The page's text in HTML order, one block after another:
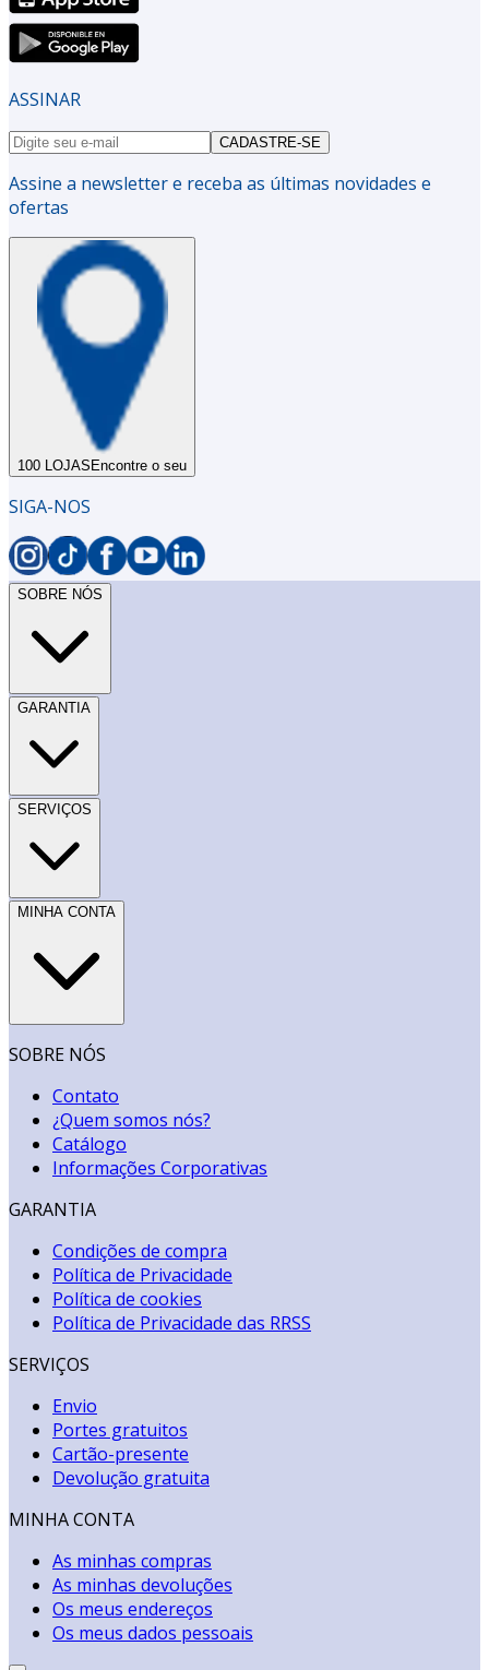
ASSINAR
CADASTRE-SE
Assine a newsletter e receba as últimas novidades e
ofertas
100 LOJAS Encontre o seu
SIGA-NOS
SOBRE NÓS
GARANTIA
SERVIÇOS
MINHA CONTA
SOBRE NÓS
Contato
¿Quem somos nós?
Catálogo
Informações Corporativas
GARANTIA
Condições de compra
Política de Privacidade
Política de cookies
Política de Privacidade das RRSS
SERVIÇOS
Envio
Portes gratuitos
Cartão-presente
Devolução gratuita
MINHA CONTA
As minhas compras
As minhas devoluções
Os meus endereços
Os meus dados pessoais